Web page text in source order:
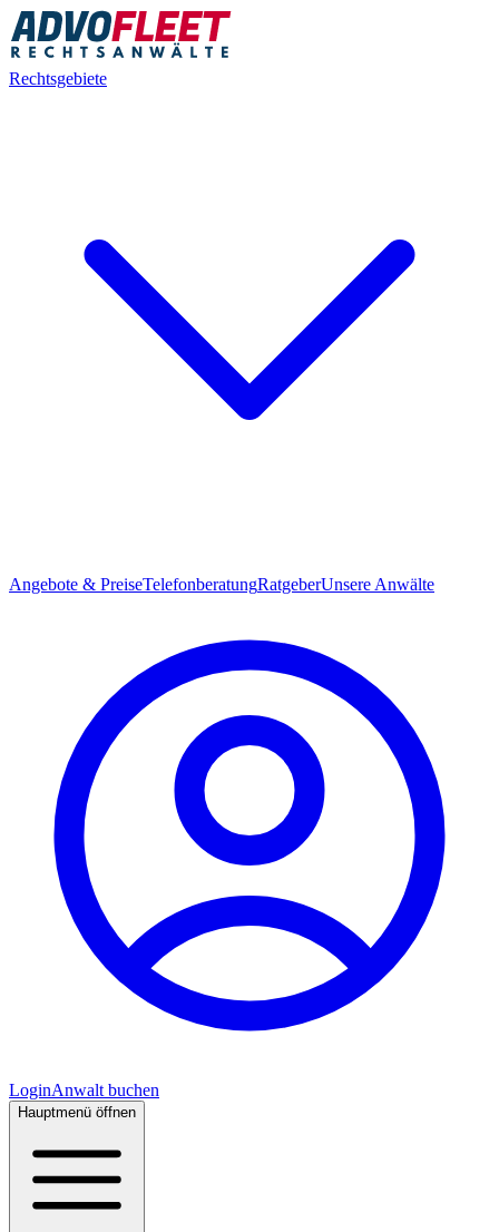
Rechtsgebiete
Angebote & PreiseTelefonberatungRatgeberUnsere Anwälte
LoginAnwalt buchen
Hauptmenü öffnen